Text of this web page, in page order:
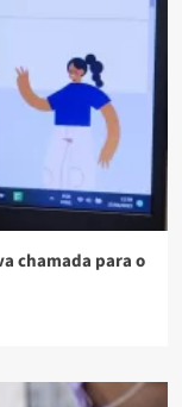
chamada para o